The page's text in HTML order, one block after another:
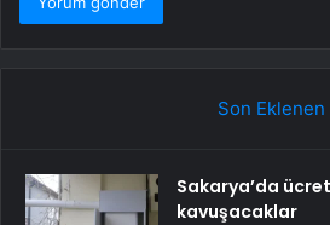
Son Eklenen
Sakarya’da
kavuşacaklar